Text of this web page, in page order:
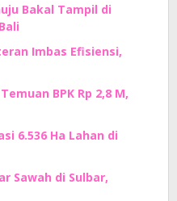
Bakal Tampil di
Imbas Efisiensi,
BPK Rp 2,8 M,
6.536 Ha Lahan di
Sawah di Sulbar,